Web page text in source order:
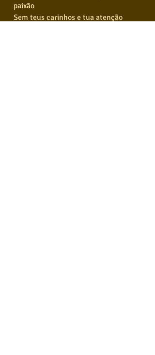
paixão
Sem teus carinhos e tua atenção